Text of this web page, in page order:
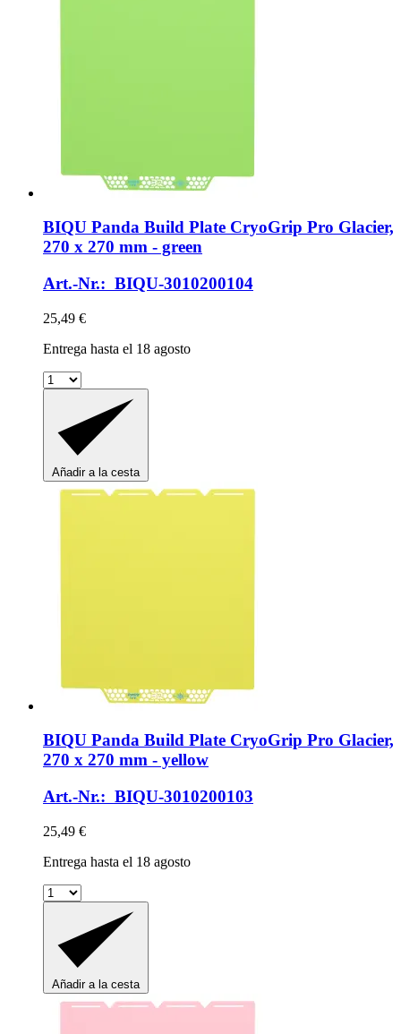
BIQU Panda Build Plate CryoGrip Pro Glacier,
270 x 270 mm -​ green
Art.-Nr.: BIQU-3010200104
25,49 €
Entrega hasta el 18 agosto
Añadir a la cesta
BIQU Panda Build Plate CryoGrip Pro Glacier,
270 x 270 mm -​ yellow
Art.-Nr.: BIQU-3010200103
25,49 €
Entrega hasta el 18 agosto
Añadir a la cesta